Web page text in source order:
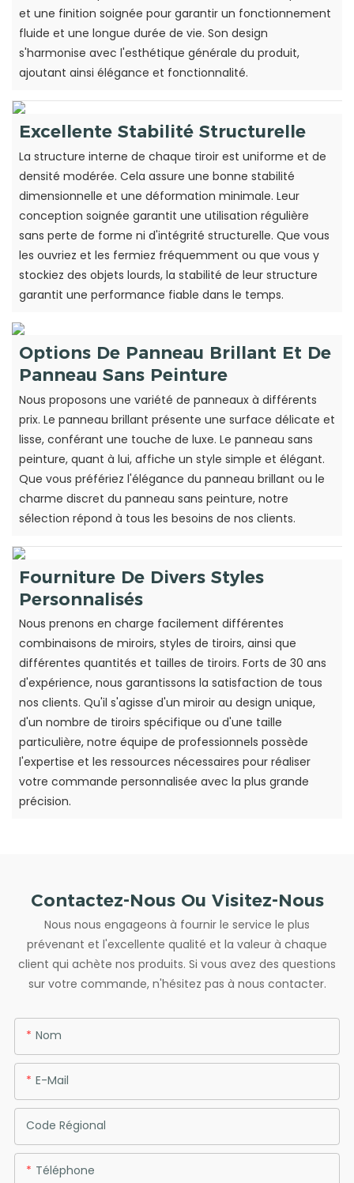
et une finition soignée pour garantir un fonctionnement
fluide et une longue durée de vie. Son design
s'harmonise avec l'esthétique générale du produit,
ajoutant ainsi élégance et fonctionnalité.
Excellente Stabilité Structurelle
La structure interne de chaque tiroir est uniforme et de
densité modérée. Cela assure une bonne stabilité
dimensionnelle et une déformation minimale. Leur
conception soignée garantit une utilisation régulière
sans perte de forme ni d'intégrité structurelle. Que vous
les ouvriez et les fermiez fréquemment ou que vous y
stockiez des objets lourds, la stabilité de leur structure
garantit une performance fiable dans le temps.
Options De Panneau Brillant Et De
Panneau Sans Peinture
Nous proposons une variété de panneaux à différents
prix. Le panneau brillant présente une surface délicate et
lisse, conférant une touche de luxe. Le panneau sans
peinture, quant à lui, affiche un style simple et élégant.
Que vous préfériez l'élégance du panneau brillant ou le
charme discret du panneau sans peinture, notre
sélection répond à tous les besoins de nos clients.
Fourniture De Divers Styles
Personnalisés
Nous prenons en charge facilement différentes
combinaisons de miroirs, styles de tiroirs, ainsi que
différentes quantités et tailles de tiroirs. Forts de 30 ans
d'expérience, nous garantissons la satisfaction de tous
nos clients. Qu'il s'agisse d'un miroir au design unique,
d'un nombre de tiroirs spécifique ou d'une taille
particulière, notre équipe de professionnels possède
l'expertise et les ressources nécessaires pour réaliser
votre commande personnalisée avec la plus grande
précision.
Contactez-Nous Ou Visitez-Nous
Nous nous engageons à fournir le service le plus
prévenant et l'excellente qualité et la valeur à chaque
client qui achète nos produits. Si vous avez des questions
sur votre commande, n'hésitez pas à nous contacter.
Nom
E-Mail
Code Régional
Téléphone